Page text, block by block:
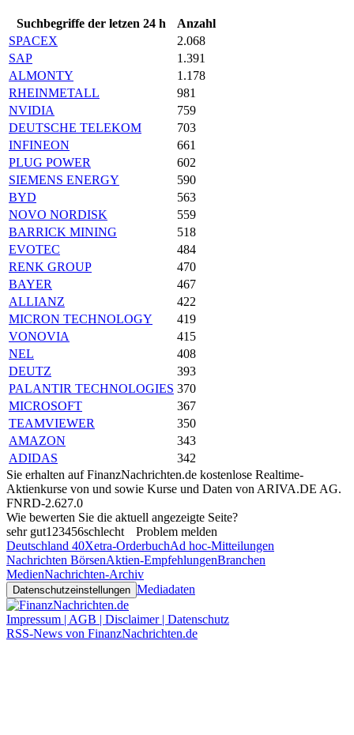
Suchbegriffe der letzen 24 h
Anzahl
SPACEX
2.068
SAP
1.391
ALMONTY
1.178
RHEINMETALL
981
NVIDIA
759
DEUTSCHE TELEKOM
703
INFINEON
661
PLUG POWER
602
SIEMENS ENERGY
590
BYD
563
NOVO NORDISK
559
BARRICK MINING
518
EVOTEC
484
RENK GROUP
470
BAYER
467
ALLIANZ
422
MICRON TECHNOLOGY
419
VONOVIA
415
NEL
408
DEUTZ
393
PALANTIR TECHNOLOGIES 370
MICROSOFT
367
TEAMVIEWER
350
AMAZON
343
ADIDAS
342
Sie erhalten auf FinanzNachrichten.de kostenlose Realtime-
Aktienkurse von und sowie Kurse und Daten von ARIVA.DE AG.
FNRD-2.627.0
Wie bewerten Sie die aktuell angezeigte Seite?
sehr gut1 23456schlecht
Problem melden
Deutschland 40Xetra-OrderbuchAd hoc-Mitteilungen
Nachrichten BörsenAktien-EmpfehlungenBranchen
MedienNachrichten-Archiv
Datenschutzeinstellungen Mediadaten
Impressum | AGB | Disclaimer | Datenschutz
RSS-News von FinanzNachrichten.de